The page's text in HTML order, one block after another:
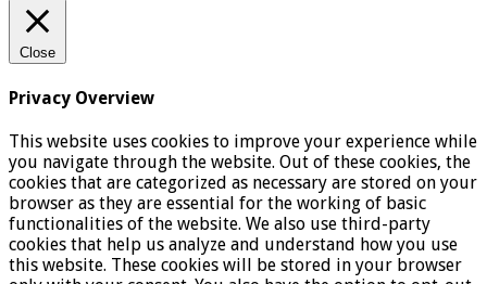
Close
Privacy Overview
This website uses cookies to improve your experience while
you navigate through the website. Out of these cookies, the
cookies that are categorized as necessary are stored on your
browser as they are essential for the working of basic
functionalities of the website. We also use third-party
cookies that help us analyze and understand how you use
this website. These cookies will be stored in your browser